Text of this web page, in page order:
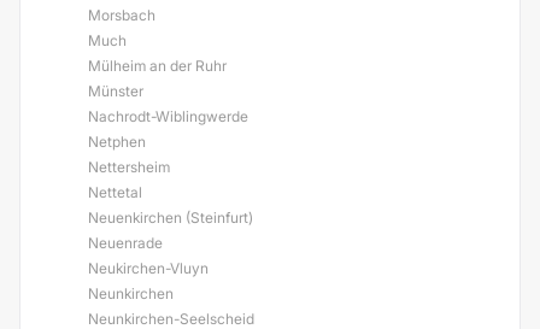
Morsbach
Much
Mülheim an der Ruhr
Münster
Nachrodt-Wiblingwerde
Netphen
Nettersheim
Nettetal
Neuenkirchen (Steinfurt)
Neuenrade
Neukirchen-Vluyn
Neunkirchen
Neunkirchen-Seelscheid